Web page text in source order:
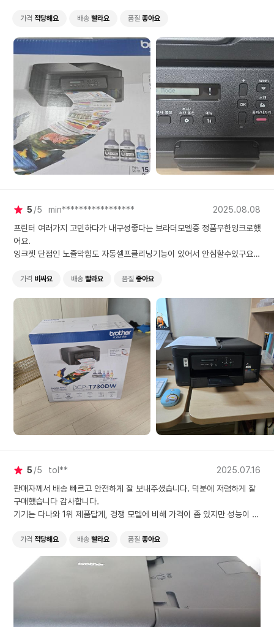
가격 적당해요 배송 빨라요 품질 좋아요
5 5 min*****************
2025.08.08
프린터 여러가지 고민하다가 내구성좋다는 브라더모델중 정품무한잉크로했
어요.
잉크젯 단점인 노즐막힘도 자동셀프클리닝기능이 있어서 안심할수있구요.
가격 비싸요 배송 빨라요 품질 좋아요
5 5 tol**
2025.07.16
판매자께서 배송 빠르고 안전하게 잘 보내주셨습니다. 덕분에 저렴하게 잘
구매했습니다 감사합니다.
기기는 다나와 1위 제품답게, 경쟁 모델에 비해 가격이 좀 있지만 성능이 짱
전에 쓰던건 인쇄 누르면 잉크 한참 먹다가 거의 1분 지나서야 인쇄가 시작
이 제품은 아주 빠르게 인쇄가 시작되고, 자동으로 양면인쇄가 되어 종이도
아낄 수 있을 거 같습니다. 급지함이 따로 있어 귀찮게 매번 종이 세팅할 필
요도 없구요. 내구도도 잉크젯에서 제일 좋다고 들었습니다.
처음 세팅이 어려운데 셋업.브라더.컴 들어가셔서 설치파일 다운받고 거기
서 설명해주는대로 하면 설치 완료되고, 이후 프로그램에서 무선 등 각종 세
가격 적당해요 배송 빨라요 품질 좋아요